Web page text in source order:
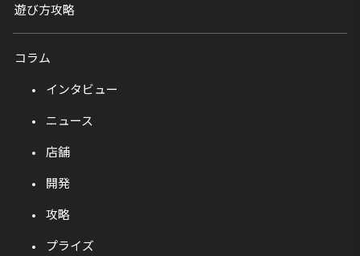
遊び方攻略
コラム
インタビュー
ニュース
店舗
開発
攻略
プライズ